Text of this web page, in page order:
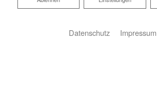
Datenschutz Impressum